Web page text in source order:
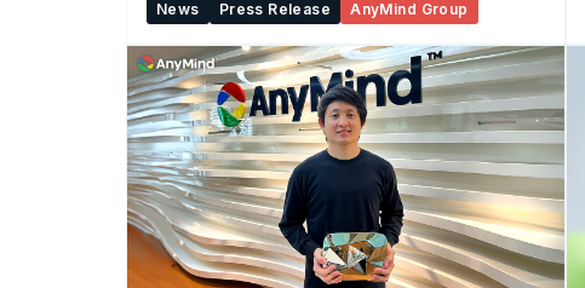
News
Press Release AnyMind Group